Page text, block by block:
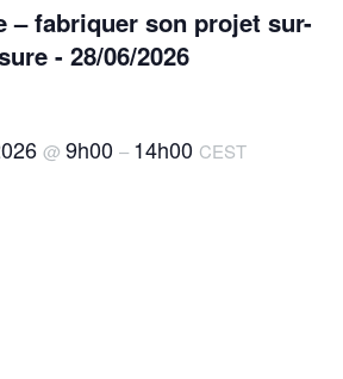
– fabriquer son projet sur-
- 28/06/2026
@ 9h00 – 14h00 CEST